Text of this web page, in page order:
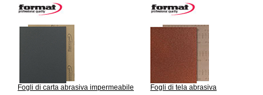
Fogli di carta abrasiva impermeabile Fogli di tela abrasiva